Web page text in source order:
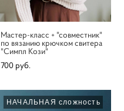
Мастер-класс + "совместник"
по вязанию крючком свитера
"Симпл Кози"
700 pуб.
НАЧАЛЬНАЯ сложность